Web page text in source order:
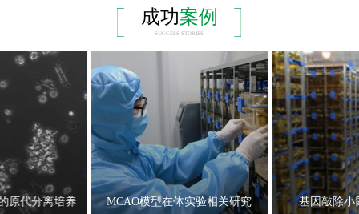
成功案例
SUCCESS STORIES
原代分离培养 MCAO模型在体实验相关研究 基因敲除小